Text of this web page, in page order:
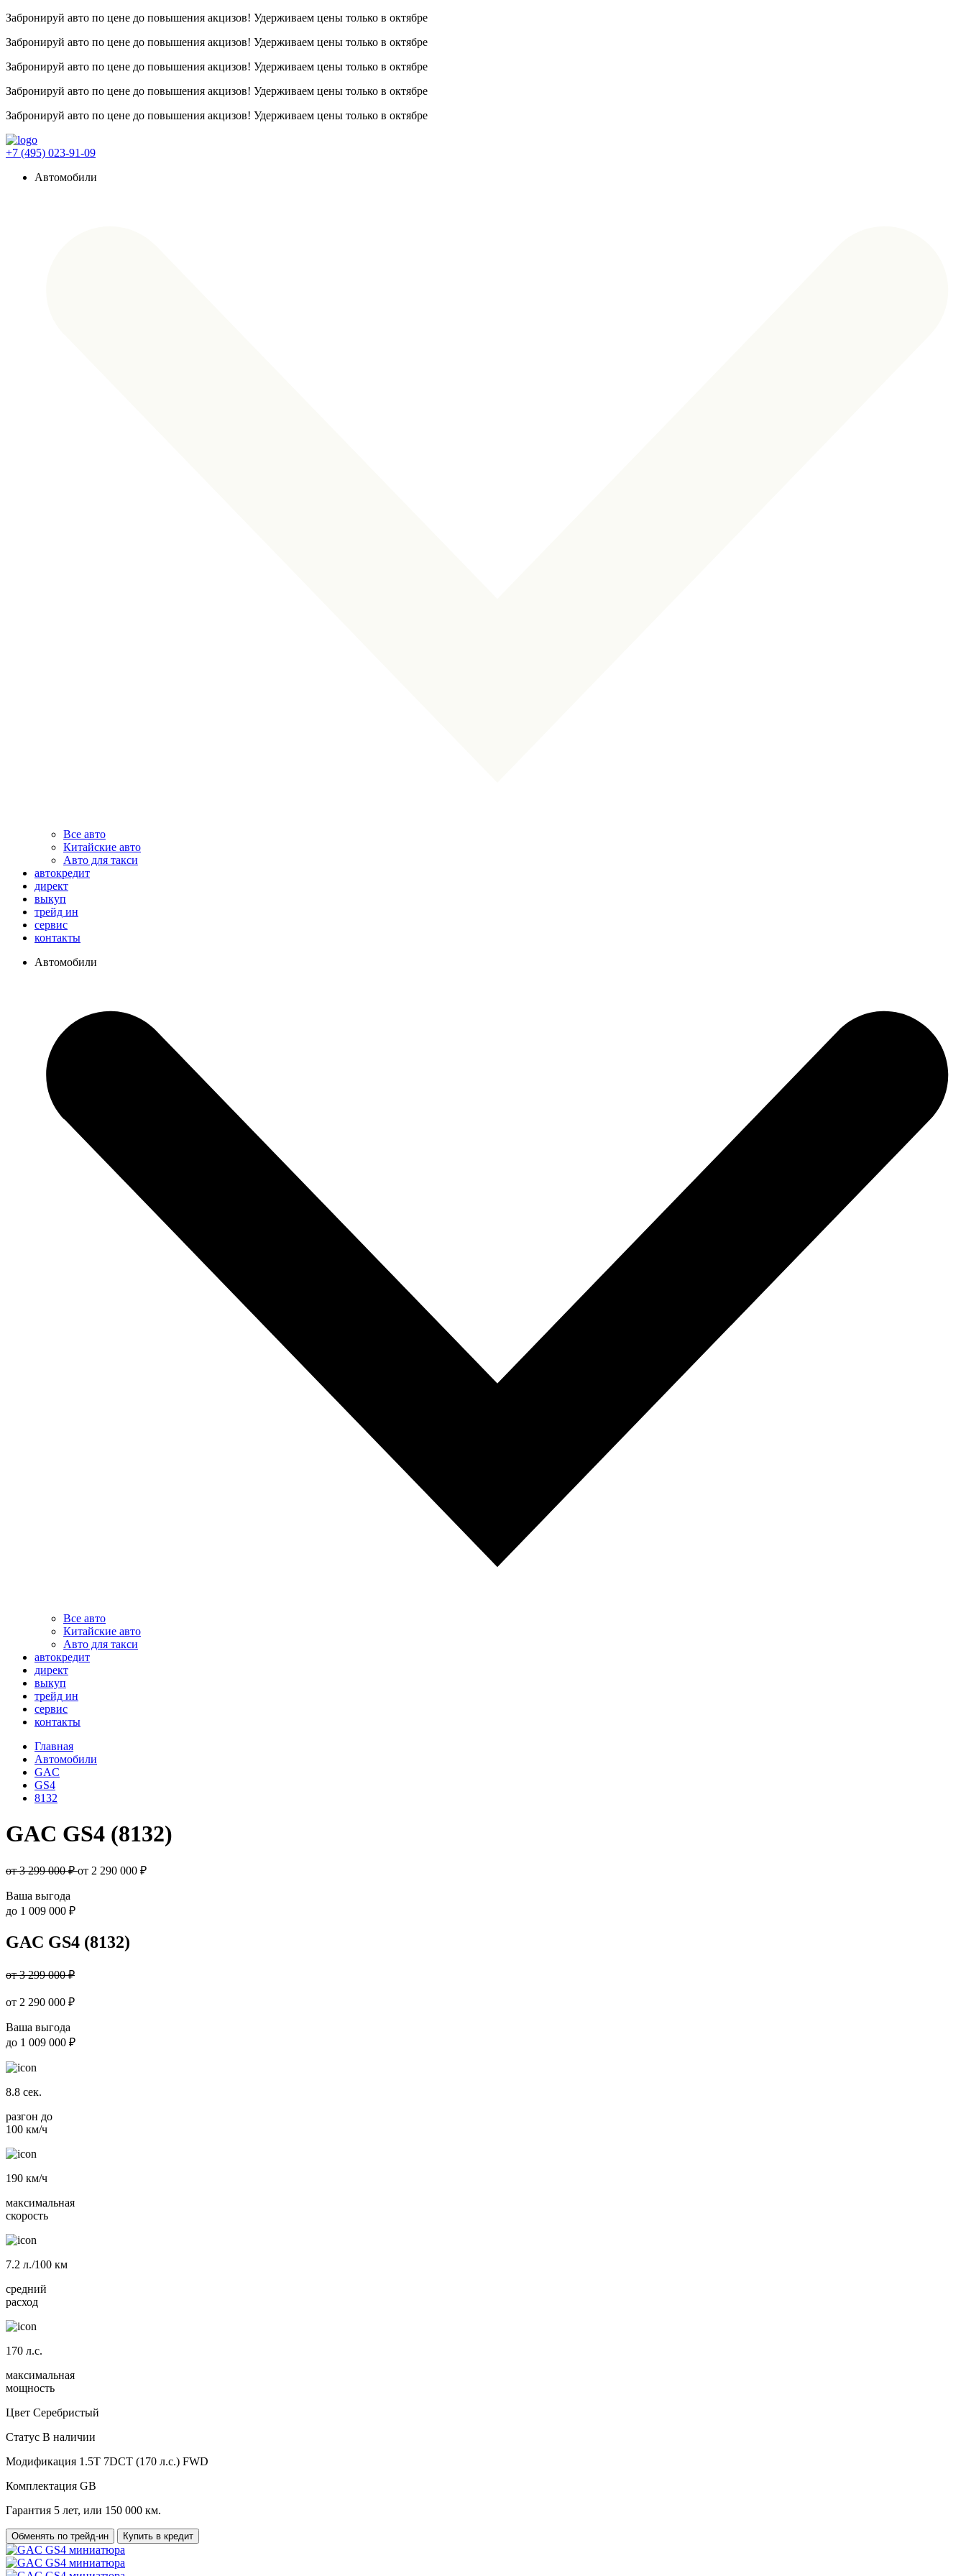
Забронируй авто по цене до повышения акцизов! Удерживаем цены только в октябре
Забронируй авто по цене до повышения акцизов! Удерживаем цены только в октябре
Забронируй авто по цене до повышения акцизов! Удерживаем цены только в октябре
Забронируй авто по цене до повышения акцизов! Удерживаем цены только в октябре
Забронируй авто по цене до повышения акцизов! Удерживаем цены только в октябре
+7 (495) 023-91-09
Автомобили
Все авто
Китайские авто
Авто для такси
автокредит
директ
выкуп
трейд ин
сервис
контакты
Автомобили
Все авто
Китайские авто
Авто для такси
автокредит
директ
выкуп
трейд ин
сервис
контакты
Главная
Автомобили
GAC
GS4
8132
GAC GS4 (8132)
от 3 299 000 ₽от 2 290 000 ₽
Ваша выгода
до 1 009 000 ₽
GAC GS4 (8132)
от 3 299 000 ₽
от 2 290 000 ₽
Ваша выгода
до 1 009 000 ₽
8.8 сек.
разгон до
100 км/ч
190 км/ч
максимальная
скорость
7.2 л./100 км
средний
расход
170 л.с.
максимальная
мощность
Цвет Серебристый
Статус В наличии
Модификация 1.5T 7DCT (170 л.с.) FWD
Комплектация GB
Гарантия 5 лет, или 150 000 км.
Обменять по трейд-ин Купить в кредит